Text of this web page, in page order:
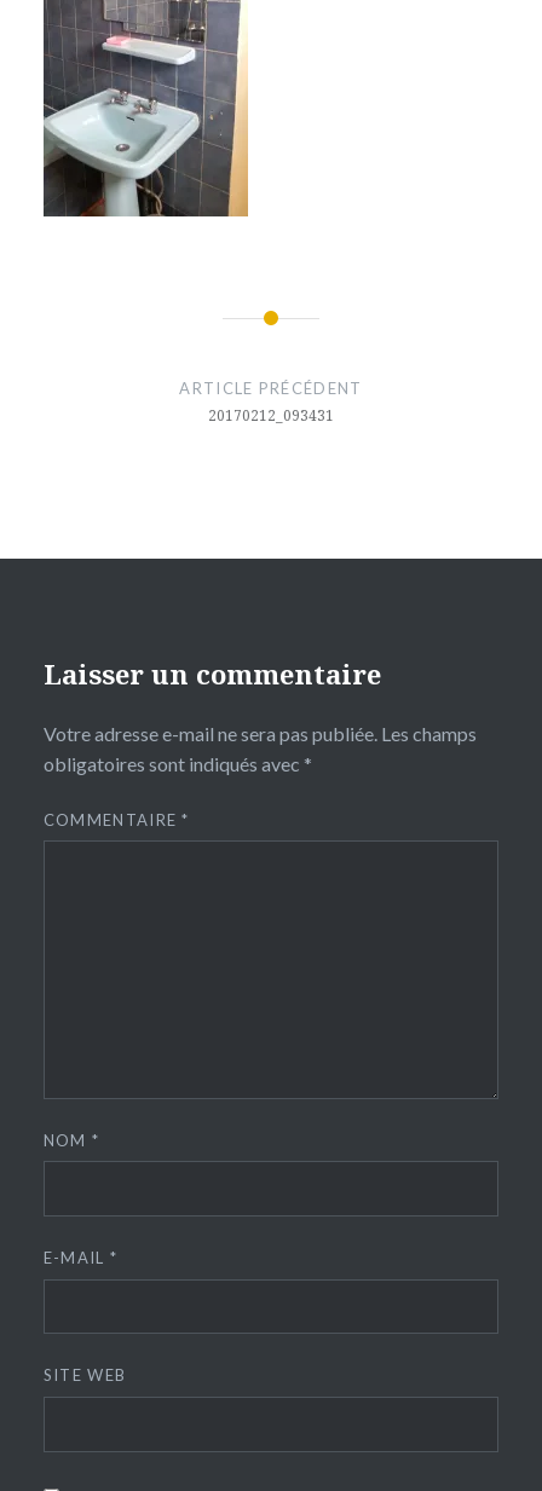
ARTICLE PRÉCÉDENT
20170212_093431
Laisser un commentaire
Votre adresse e-mail ne sera pas publiée. Les champs
obligatoires sont indiqués avec *
COMMENTAIRE*
NOM*
E-MAIL *
SITE WEB